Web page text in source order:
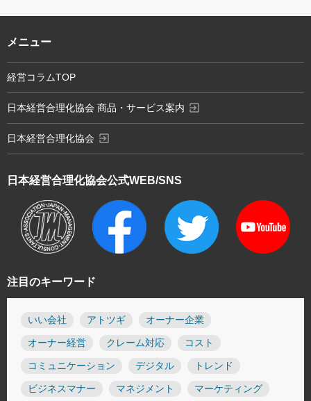
注目のキーワード
いい会社 アトツギ オーナー企業
オーナー経営 クレーム対応 コスト
コミュニケーション デジタル トレンド
ビジネスマナー マネジメント マーケティング
日本経営合理化協会公式WEB/SNS
メニュー
経営コラムTOP
日本経営合理化協会 商品・サービス案内 exit_to_app
日本経営合理化協会 exit_to_app